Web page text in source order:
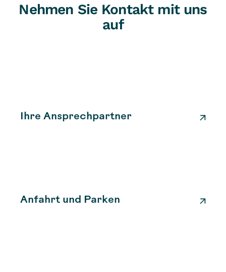
Nehmen Sie Kontakt mit uns
auf
Ihre Ansprechpartner
Anfahrt und Parken